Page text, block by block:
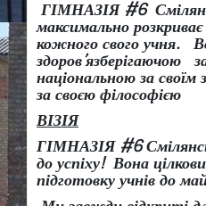
ГІМНАЗІЯ #6
максимально
кожного свого учня.
здоров’язберігаючою
національною за своїм
за своєю філософією
ВІЗІЯ
ГІМНАЗІЯ #6
до успіху! Вона
підготовку учнів до